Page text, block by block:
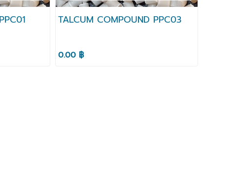
TALCUM COMPOUND PPC03
0.00 ฿